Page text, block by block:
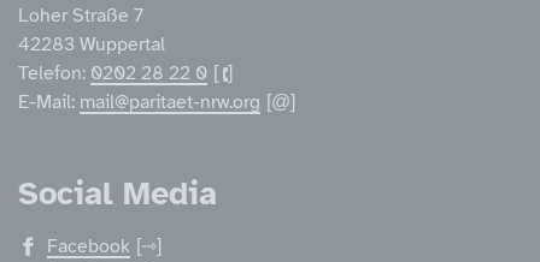
Loher Straße 7
42283 Wuppertal
Telefon: 0202 28 22 0
E-Mail: mail@paritaet-nrw.org
Social Media
Facebook